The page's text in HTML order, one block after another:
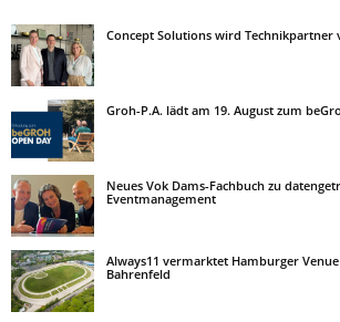
Concept Solutions wird Technikpartner
Groh-P.A. lädt am 19. August zum
Neues Vok Dams-Fachbuch zu
Eventmanagement
Always11 vermarktet Hamburger
Bahrenfeld